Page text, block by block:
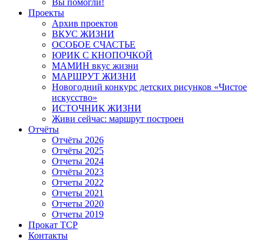
Вы помогли!
Проекты
Архив проектов
ВКУС ЖИЗНИ
ОСОБОЕ СЧАСТЬЕ
ЮРИК С КНОПОЧКОЙ
МАМИН вкус жизни
МАРШРУТ ЖИЗНИ
Новогодний конкурс детских рисунков «Чистое
искусство»
ИСТОЧНИК ЖИЗНИ
Живи сейчас: маршрут построен
Отчёты
Отчёты 2026
Отчёты 2025
Отчеты 2024
Отчёты 2023
Отчеты 2022
Отчеты 2021
Отчеты 2020
Отчеты 2019
Прокат ТСР
Контакты